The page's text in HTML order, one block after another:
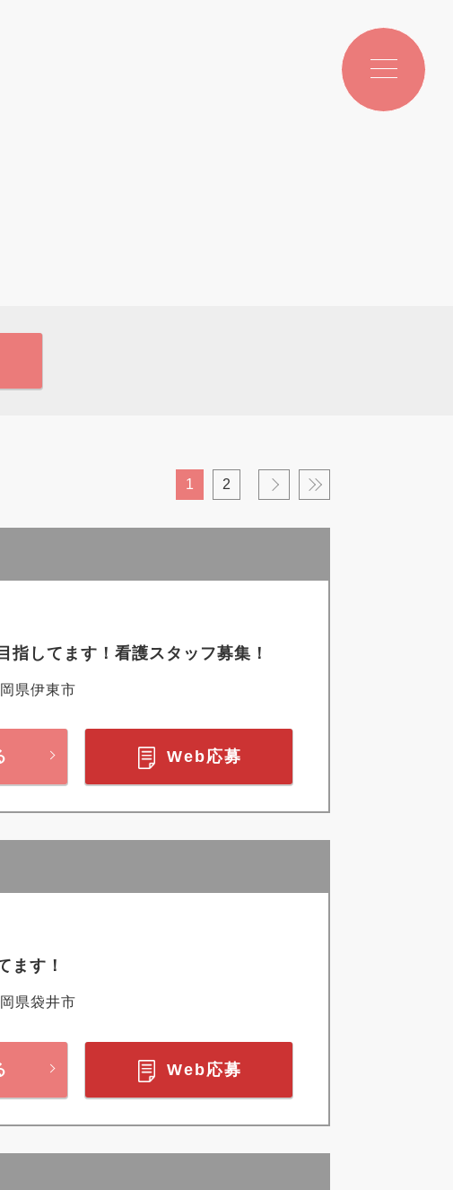
1 2 › »
してます！看護スタッフ募集！
県伊東市
Web応募
ます！
県袋井市
Web応募